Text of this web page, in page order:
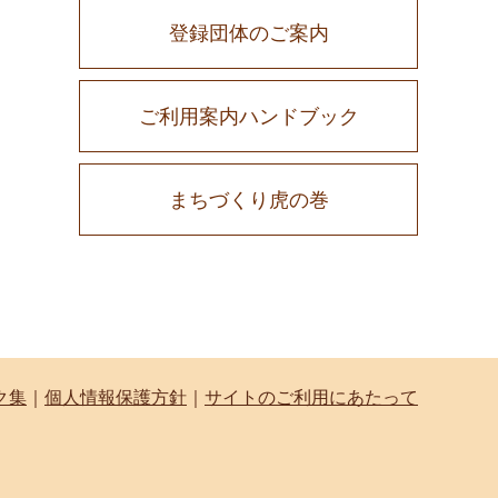
登録団体のご案内
ご利用案内ハンドブック
まちづくり虎の巻
集 ｜ 個人情報保護方針 ｜ サイトのご利用にあたって